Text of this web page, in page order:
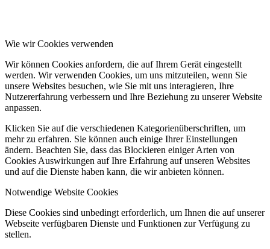
Wie wir Cookies verwenden
Wir können Cookies anfordern, die auf Ihrem Gerät eingestellt
werden. Wir verwenden Cookies, um uns mitzuteilen, wenn Sie
unsere Websites besuchen, wie Sie mit uns interagieren, Ihre
Nutzererfahrung verbessern und Ihre Beziehung zu unserer Website
anpassen.
Klicken Sie auf die verschiedenen Kategorienüberschriften, um
mehr zu erfahren. Sie können auch einige Ihrer Einstellungen
ändern. Beachten Sie, dass das Blockieren einiger Arten von
Cookies Auswirkungen auf Ihre Erfahrung auf unseren Websites
und auf die Dienste haben kann, die wir anbieten können.
Notwendige Website Cookies
Diese Cookies sind unbedingt erforderlich, um Ihnen die auf unserer
Webseite verfügbaren Dienste und Funktionen zur Verfügung zu
stellen.